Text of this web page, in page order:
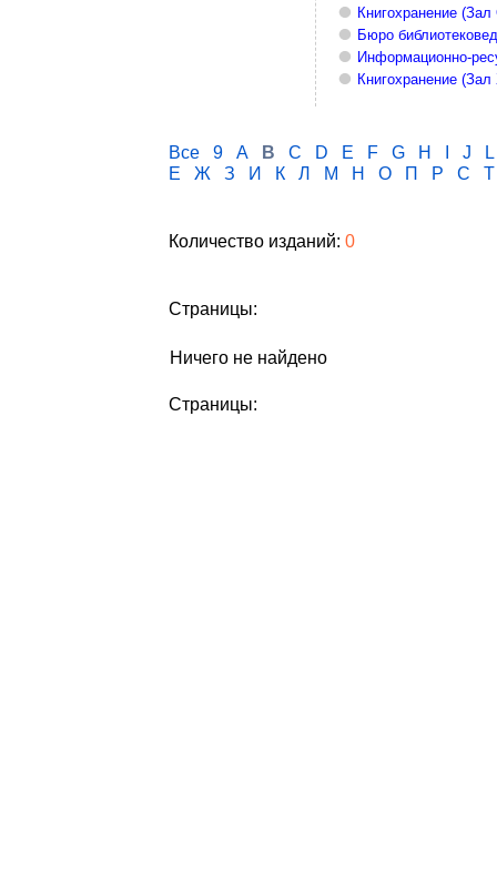
Книгохранение
Бюро
Информационно-
Книгохранение
Все 9 A B C D E F G H J
L
Е
Ж З И К Л М Н О П Р С Т
Количество изданий: 0
Страницы:
Ничего не найдено
Страницы: